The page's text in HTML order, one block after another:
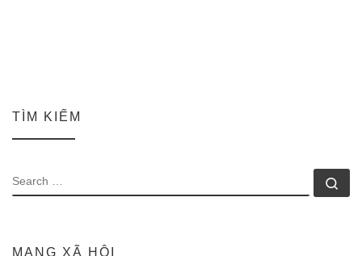
TÌM KIẾM
SEARCH
MẠNG XÃ HỘI